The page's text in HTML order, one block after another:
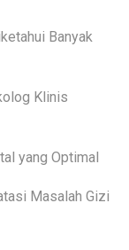
Banyak
Klinis
yang Optimal
Masalah Gizi